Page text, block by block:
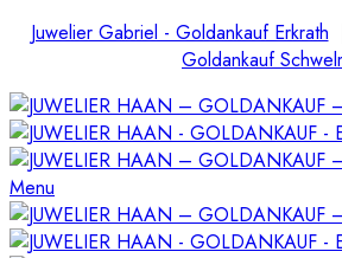
Juwelier Gabriel - Goldankauf Erkrath
Goldankauf
Menu